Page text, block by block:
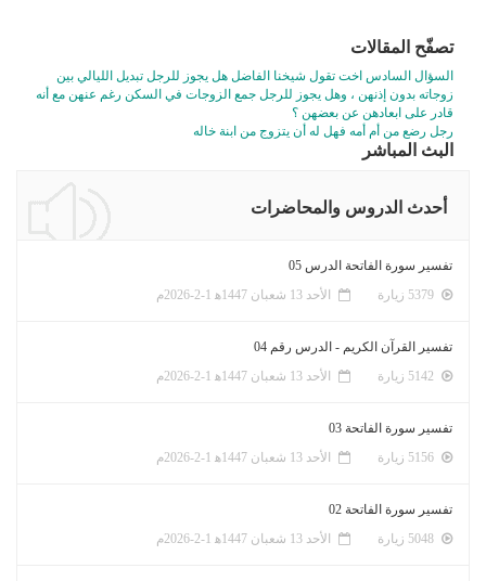
تصفّح المقالات
السؤال السادس اخت تقول شيخنا الفاضل هل يجوز للرجل تبديل الليالي بين
زوجاته بدون إذنهن ، وهل يجوز للرجل جمع الزوجات في السكن رغم عنهن مع أنه
قادر على ابعادهن عن بعضهن ؟
رجل رضع من أم أمه فهل له أن يتزوج من ابنة خاله
البث المباشر
أحدث الدروس والمحاضرات
تفسير سورة الفاتحة الدرس 05
الأحد 13 شعبان 1447ﻫ 1-2-2026م
تفسير القرآن الكريم - الدرس رقم 04
الأحد 13 شعبان 1447ﻫ 1-2-2026م
تفسير سورة الفاتحة 03
الأحد 13 شعبان 1447ﻫ 1-2-2026م
تفسير سورة الفاتحة 02
الأحد 13 شعبان 1447ﻫ 1-2-2026م